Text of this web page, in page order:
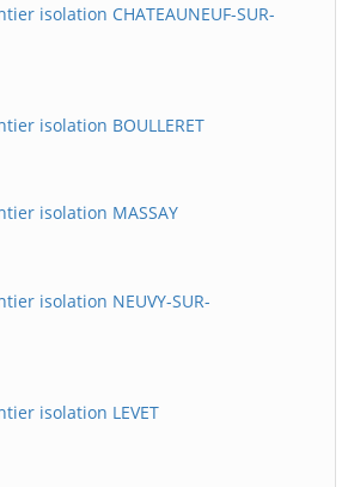
isolation CHATEAUNEUF-SUR-
isolation BOULLERET
isolation MASSAY
isolation NEUVY-SUR-
isolation LEVET